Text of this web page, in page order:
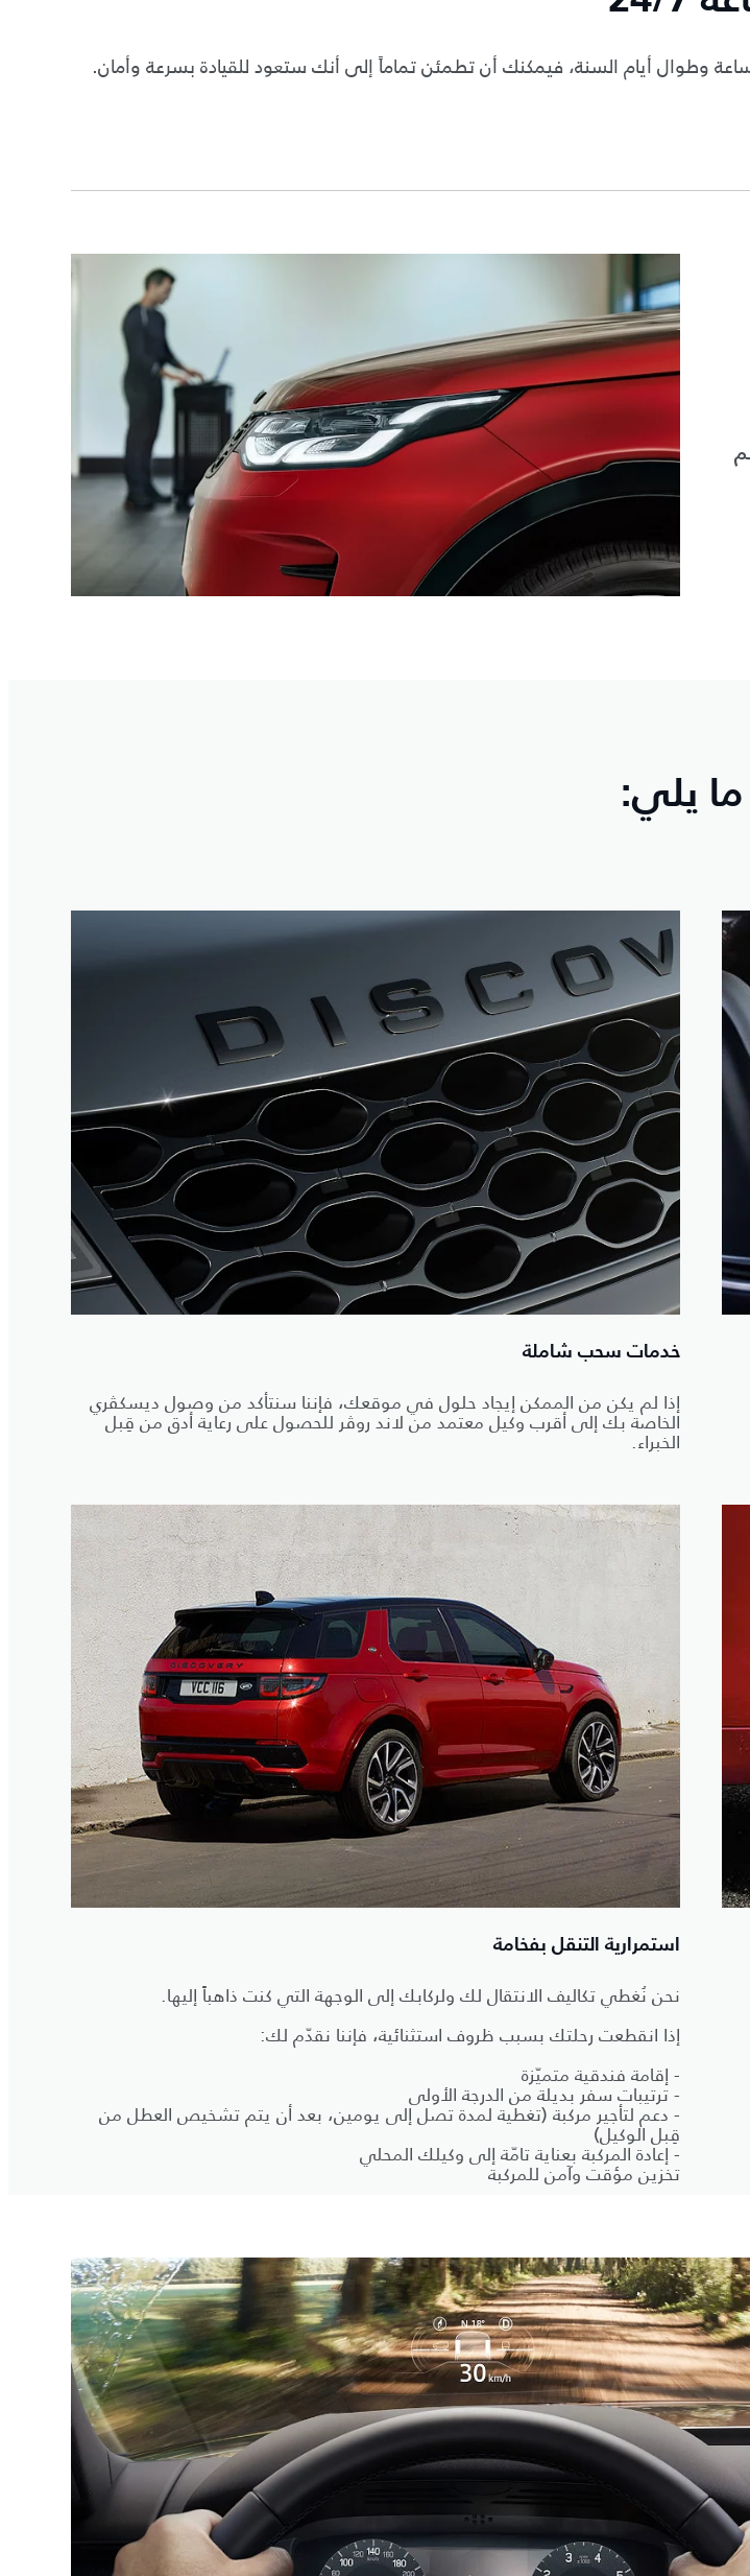
وطوال أيام السنة، فيمكنك أن تطمئن تماماً إلى أنك ستعود للقيادة بسرعة وأمان.
يلي:
خدمات سحب شاملة
إذا لم يكن من الممكن إيجاد حلول في موقعك، فإننا سنتأكد من وصول ديسكڤري
الخاصة بك إلى أقرب وكيل معتمد من لاند روڤر للحصول على رعاية أدق من قِبل
الخبراء.
استمرارية التنقل بفخامة
نحن نُغطي تكاليف الانتقال لك ولركابك إلى الوجهة التي كنت ذاهباً إليها.
إذا انقطعت رحلتك بسبب ظروف استثنائية، فإننا نقدّم لك:
- إقامة فندقية متميّزة
- ترتيبات سفر بديلة من الدرجة الأولى
- دعم لتأجير مركبة (تغطية لمدة تصل إلى يومين، بعد أن يتم تشخيص العطل من
قِبل الوكيل)
- إعادة المركبة بعناية تامّة إلى وكيلك المحلي
تخزين مؤقت وآمن للمركبة